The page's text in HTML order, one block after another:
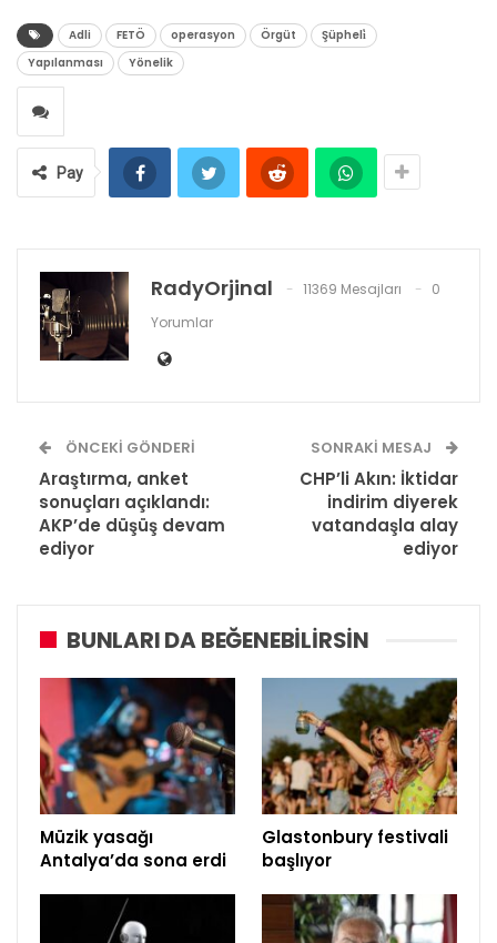
Adli FETÖ operasyon Örgüt
Şüpheli̇
Yapılanması
Yönelik
Pay
RadyOrjinal 11369 Mesajları
0
Yorumlar
ÖNCEKI GÖNDERI
Araştırma, anket
sonuçları açıklandı:
AKP’de düşüş devam
ediyor
SONRAKI MESAJ
CHP’li Akın: İktidar
indirim diyerek
vatandaşla alay
ediyor
BUNLARI DA BEĞENEBILIRSIN
Müzik yasağı
Antalya’da sona erdi
Glastonbury festivali
başlıyor